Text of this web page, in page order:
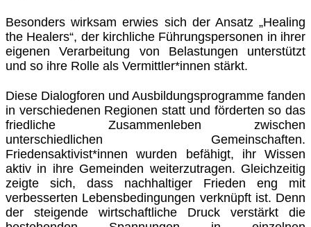
Besonders wirksam erwies sich der Ansatz „Healing
the Healers“, der kirchliche Führungspersonen in ihrer
eigenen Verarbeitung von Belastungen unterstützt
und so ihre Rolle als Vermittler*innen stärkt.
Diese Dialogforen und Ausbildungsprogramme fanden
in verschiedenen Regionen statt und förderten so das
friedliche Zusammenleben zwischen
unterschiedlichen Gemeinschaften.
Friedensaktivist*innen wurden befähigt, ihr Wissen
aktiv in ihre Gemeinden weiterzutragen. Gleichzeitig
zeigte sich, dass nachhaltiger Frieden eng mit
verbesserten Lebensbedingungen verknüpft ist. Denn
der steigende wirtschaftliche Druck verstärkt die